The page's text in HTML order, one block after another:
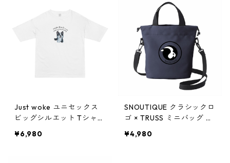
Just woke ユニセックス
ビッグシルエット Tシャツ
¥6,980
SNOUTIQUE クラシックロ
ゴ × TRUSS ミニバッグ op
¥4,980